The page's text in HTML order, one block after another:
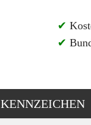
✔
✔
KENNZEICHEN